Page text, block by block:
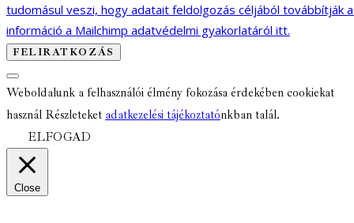
tudomásul veszi, hogy adatait feldolgozás céljából továbbítják
információ a Mailchimp adatvédelmi gyakorlatáról itt.
Weboldalunk a felhasználói élmény fokozása érdekében cookiekat
használ Részleteket adatkezelési tájékoztatónkban talál.
ELFOGAD
Close